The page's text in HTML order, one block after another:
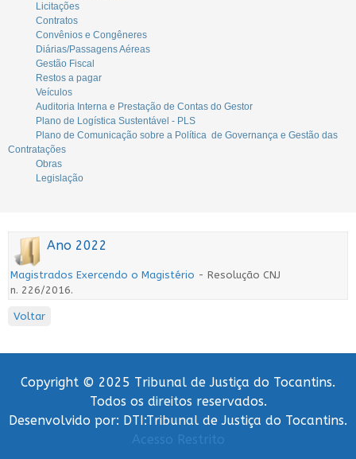
Licitações
Contratos
Convênios e Congêneres
Diárias/Passagens Aéreas
Gestão Fiscal
Restos a pagar
Veículos
Auditoria Interna e Prestação de Contas do Gestor
Plano de Logística Sustentável - PLS
Plano de Comunicação sobre a Política de Governança e Gestão das
Contratações
Obras
Legislação
Ano 2022
Magistrados Exercendo o Magistério - Resolução CNJ
n. 226/2016.
Voltar
Copyright © 2025 Tribunal de Justiça do Tocantins.
Todos os direitos reservados.
Desenvolvido por: DTI:Tribunal de Justiça do Tocantins.